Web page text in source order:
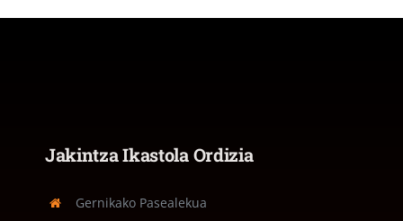
Jakintza Ikastola Ordizia
Gernikako Pasealekua